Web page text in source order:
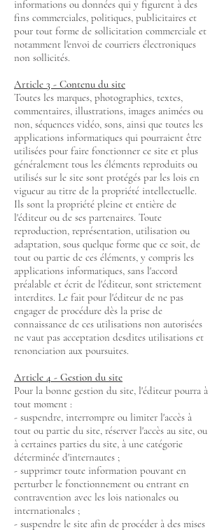
informations ou données qui y figurent à des
fins commerciales, politiques, publicitaires et
pour tout forme de sollicitation commerciale et
notamment l'envoi de courriers électroniques
non sollicités.
Article 3 - Contenu du site
Toutes les marques, photographies, textes,
commentaires, illustrations, images animées ou
non, séquences vidéo, sons, ainsi que toutes les
applications informatiques qui pourraient être
utilisées pour faire fonctionner ce site et plus
généralement tous les éléments reproduits ou
utilisés sur le site sont protégés par les lois en
vigueur au titre de la propriété intellectuelle.
Ils sont la propriété pleine et entière de
l'éditeur ou de ses partenaires. Toute
reproduction, représentation, utilisation ou
adaptation, sous quelque forme que ce soit, de
tout ou partie de ces éléments, y compris les
applications informatiques, sans l'accord
préalable et écrit de l'éditeur, sont strictement
interdites. Le fait pour l'éditeur de ne pas
engager de procédure dès la prise de
connaissance de ces utilisations non autorisées
ne vaut pas acceptation desdites utilisations et
renonciation aux poursuites.
Article 4 - Gestion du site
Pour la bonne gestion du site, l'éditeur pourra à
tout moment :
- suspendre, interrompre ou limiter l'accès à
tout ou partie du site, réserver l'accès au site, ou
à certaines parties du site, à une catégorie
déterminée d'internautes ;
- supprimer toute information pouvant en
perturber le fonctionnement ou entrant en
contravention avec les lois nationales ou
internationales ;
- suspendre le site afin de procéder à des mises